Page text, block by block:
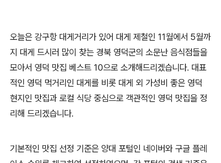
오늘은 강구항 대게거리가 있어 대게 제철인 11월에서 5월까
지 대게 드시러 많이 찾는 경북 영덕군의 소문난 음식점들을
모아서 영덕 맛집 베스트 10으로 소개해드리겠습니다. 대표
적인 영덕 먹거리인 대게를 비롯 대게 외 가성비 좋은 영덕
현지인 맛집과 로컬 식당 중심으로 객관적인 영덕 맛집을 정
리해 드리겠습니다.
기본적인 맛집 선정 기준은 양대 포털인 네이버와 구글 플레